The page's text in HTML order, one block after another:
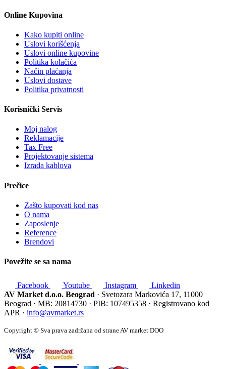
Online Kupovina
Kako kupiti online
Uslovi korišćenja
Uslovi online kupovine
Politika kolačića
Način plaćanja
Uslovi dostave
Politika privatnosti
Korisnički Servis
Moj nalog
Reklamacije
Tax Free
Projektovanje sistema
Izrada kablova
Prečice
Zašto kupovati kod nas
O nama
Zaposlenje
Reference
Brendovi
Povežite se sa nama
Facebook Youtube Instagram
Linkedin
AV Market d.o.o. Beograd · Svetozara Markovića 17, 11000
Beograd · MB: 20814730 · PIB: 107495358 · Registrovano kod
APR · info@avmarket.rs
Copyright © Sva prava zadržana od strane AV market DOO